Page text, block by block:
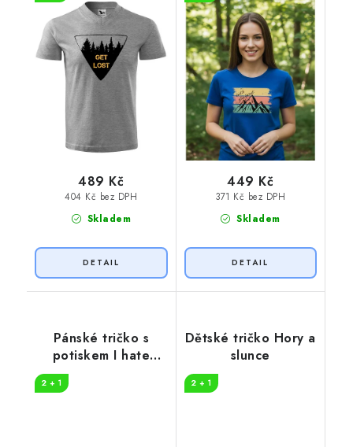
Skladem
404 Kč bez DPH
489 Kč
Skladem
371 Kč bez DPH
449 Kč
Pánské tričko s
potiskem I hate
2 + 1
Dětské tričko Hory a
slunce
2 + 1